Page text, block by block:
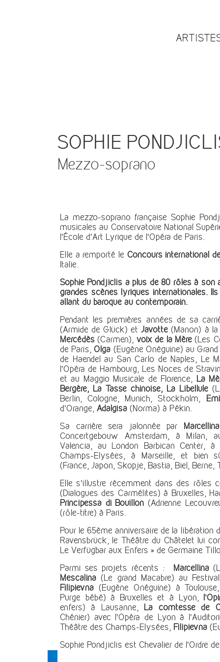
SOPHIE
Mezzo-soprano
La mezzo-soprano française Sophie
musicales au Conservatoire National
l’École d’Art Lyrique de l’Opéra de Paris.
Elle a remporté le Concours international
Italie.
Sophie Pondjiclis a plus de 80 rôles à son
grandes scènes lyriques internationales.
allant du baroque au contemporain.
Pendant les premières années de sa
(Armide de Glück) etJavotte (Manon) à
Mercédès (Carmen), voix de la Mère (Les
de Paris,Olga (Eugène Onéguine) au
de Haendel au San Carlo de Naples, Le
l’Opéra de Hambourg, Les Noces de
et au Maggio Musicale de Florence, La
Bergère, La Tasse chinoise, La Libellule
Berlin, Cologne, Munich, Stockholm,
d’Orange, Adalgisa (Norma) à Pékin.
Sa carrière sera jalonnée par
Marcellina
Concertgebouw Amsterdam, à Milan,
Valencia, au London Barbican Center,
Champs-Elysées, à Marseille, et bien
(France, Japon, Skopje, Bastia, Biel,
Elle s’illustre récemment dans des rôles
(Dialogues des Carmélites) à Bruxelles,
Principessa di Bouillon (Adrienne
(rôle-titre) à Paris.
Pour le 65ème anniversaire de la libération
Ravensbrück, le Théâtre du Châtelet lui
Le Verfügbar aux Enfers » de Germaine
Parmi ses projets récents :
Marcellina
Mescalina (Le grand Macabre) au
Filipievna (Eugène Onéguine) à
Purge bébé) à Bruxelles et à Lyon,
enfers) à Lausanne, La comtesse de
Chénier) avec l’Opéra de Lyon à
Théâtre des Champs-Elysées, Filipievna
Sophie Pondjiclis est Chevalier de l’Ordre